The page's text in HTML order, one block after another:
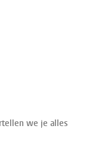
we je alles